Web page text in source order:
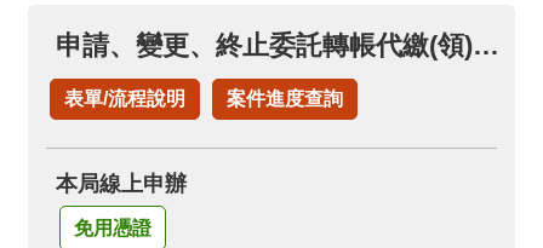
申請、變更、終止委託轉帳代繳(領)各項稅款(限本人帳戶)
表單/流程說明 案件進度查詢
本局線上申辦
免用憑證